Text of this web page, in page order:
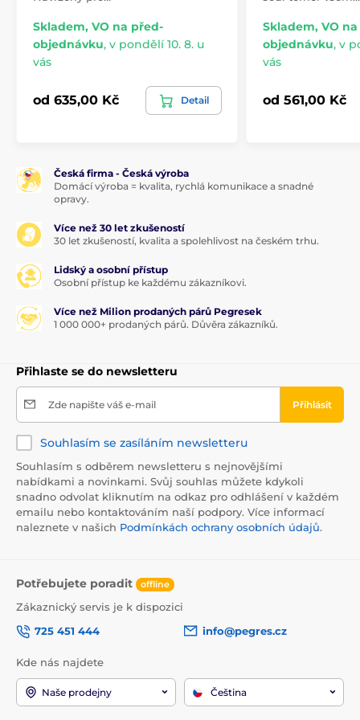
Skladem, VO na před-
objednávku, v pondělí 10. 8. u
vás
od 635,00 Kč Detail
Skladem, VO
objednávku, v
vás
od 561,00 Kč
Česká firma - Česká výroba
Domácí výroba = kvalita, rychlá komunikace a snadné
opravy.
Více než 30 let zkušeností
30 let zkušeností, kvalita a spolehlivost na českém trhu.
Lidský a osobní přístup
Osobní přístup ke každému zákazníkovi.
Více než Milion prodaných párů Pegresek
1 000 000+ prodaných párů. Důvěra zákazníků.
Přihlaste se do newsletteru
Zde napište váš e-mail Přihlásit
Souhlasím se zasíláním newsletteru
Souhlasím s odběrem newsletteru s nejnovějšími
nabídkami a novinkami. Svůj souhlas můžete kdykoli
snadno odvolat kliknutím na odkaz pro odhlášení v každém
emailu nebo kontaktováním naší podpory. Více informací
naleznete v našich Podmínkách ochrany osobních údajů.
Potřebujete poradit offline
Zákaznický servis je k dispozici
725 451 444
info@pegres.cz
Kde nás najdete
Naše prodejny Čeština